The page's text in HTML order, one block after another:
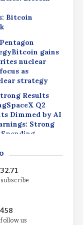
Bitcoin
gains
nuclear
as
strategy
Results
Q2
Dimmed by AI
Strong
Roughly Flat
Bitcoin
Bitcoin
gains
nuclear
32.71
subscribe
458
follow us